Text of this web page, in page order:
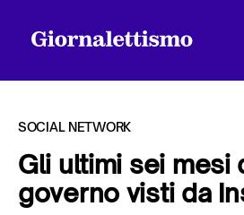
Tutti gli articoli
SOCIAL NETWORK
Gli ultimi sei mesi
governo visti da